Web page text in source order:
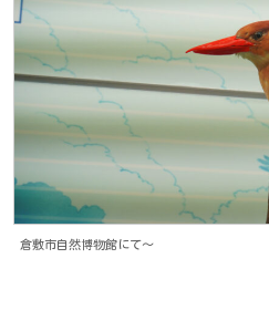
倉敷市自然博物館にて～